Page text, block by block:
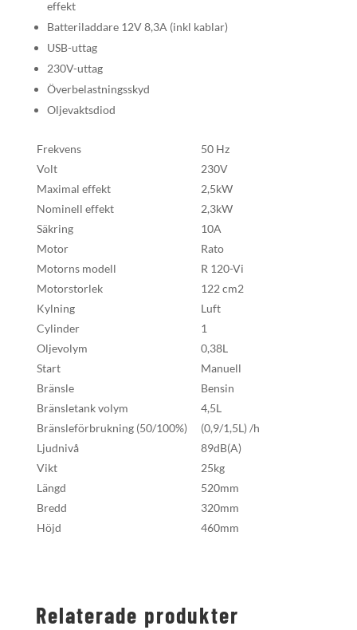
effekt
Batteriladdare 12V 8,3A (inkl kablar)
USB-uttag
230V-uttag
Överbelastningsskyd
Oljevaktsdiod
Frekvens
50 Hz
Volt
230V
Maximal effekt
2,5kW
Nominell effekt
2,3kW
Säkring
10A
Motor
Rato
Motorns modell
R 120-Vi
Motorstorlek
122 cm2
Kylning
Luft
Cylinder
1
Oljevolym
0,38L
Start
Manuell
Bränsle
Bensin
Bränsletank volym
4,5L
Bränsleförbrukning (50/100%)
(0,9/1,5L) /h
Ljudnivå
89dB(A)
Vikt
25kg
Längd
520mm
Bredd
320mm
Höjd
460mm
Relaterade produkter